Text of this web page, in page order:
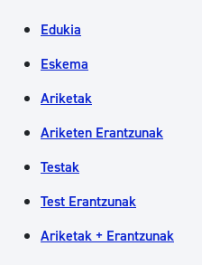
Edukia
Eskema
Ariketak
Ariketen Erantzunak
Testak
Test Erantzunak
Ariketak + Erantzunak